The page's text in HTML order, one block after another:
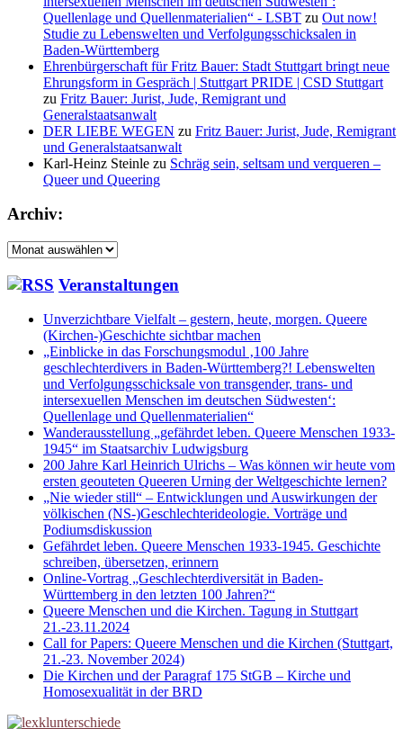
Quellenlage und Quellenmaterialien“ - LSBT zu Out now!
Studie zu Lebenswelten und Verfolgungsschicksalen in
Baden-Württemberg
Ehrenbürgerschaft für Fritz Bauer: Stadt Stuttgart bringt neue
Ehrungsform in Gespräch | Stuttgart PRIDE | CSD Stuttgart
zu Fritz Bauer: Jurist, Jude, Remigrant und
Generalstaatsanwalt
DER LIEBE WEGEN zu Fritz Bauer: Jurist, Jude, Remigrant
und Generalstaatsanwalt
Karl-Heinz Steinle zu Schräg sein, seltsam und verqueren –
Queer und Queering
Archiv:
Archiv:
Veranstaltungen
Unverzichtbare Vielfalt – gestern, heute, morgen. Queere
(Kirchen-)Geschichte sichtbar machen
„Einblicke in das Forschungsmodul ‚100 Jahre
geschlechterdivers in Baden-Württemberg?! Lebenswelten
und Verfolgungsschicksale von transgender, trans- und
intersexuellen Menschen im deutschen Südwesten‘:
Quellenlage und Quellenmaterialien“
Wanderausstellung „gefährdet leben. Queere Menschen 1933-
1945“ im Staatsarchiv Ludwigsburg
200 Jahre Karl Heinrich Ulrichs – Was können wir heute vom
ersten geouteten Queeren Urning der Weltgeschichte lernen?
„Nie wieder still“ – Entwicklungen und Auswirkungen der
völkischen (NS-)Geschlechterideologie. Vorträge und
Podiumsdiskussion
Gefährdet leben. Queere Menschen 1933-1945. Geschichte
schreiben, übersetzen, erinnern
Online-Vortrag „Geschlechterdiversität in Baden-
Württemberg in den letzten 100 Jahren?“
Queere Menschen und die Kirchen. Tagung in Stuttgart
21.-23.11.2024
Call for Papers: Queere Menschen und die Kirchen (Stuttgart,
21.-23. November 2024)
Die Kirchen und der Paragraf 175 StGB – Kirche und
Homosexualität in der BRD